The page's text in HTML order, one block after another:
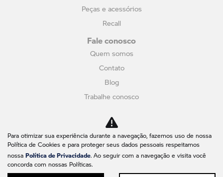
Peças e acessórios
Recall
Fale conosco
Quem somos
Contato
Blog
Trabalhe conosco
Canal de Denúncias
No trânsito, enxergar o outro salva vidas.
Para otimizar sua experiência durante a navegação, fazemos uso de nossa
Política de Cookies e para proteger seus dados pessoais respeitamos
nossa Política de Privacidade. Ao seguir com a navegação e visita você
concorda com nossas Políticas.